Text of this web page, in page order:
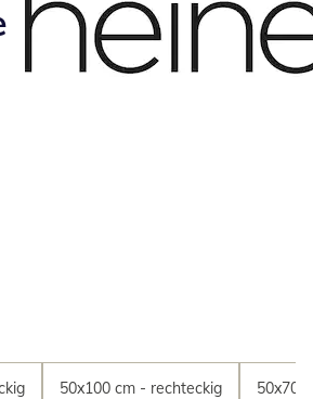
€, vorheriger Preis: 29,99 €
50x100 cm - rechteckig 50x70